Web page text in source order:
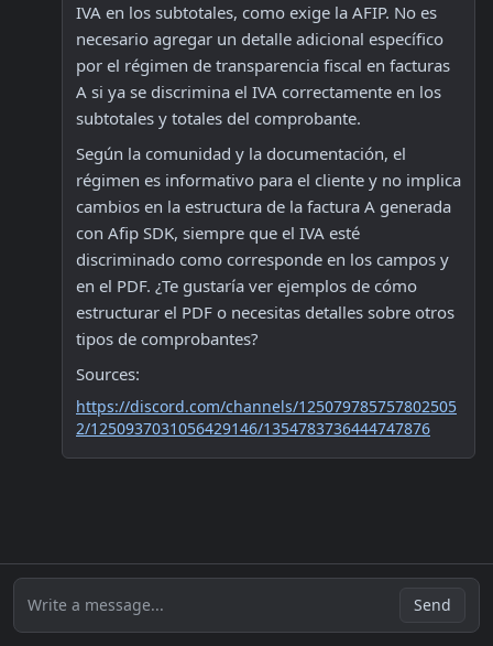
IVA en los subtotales, como exige la AFIP. No es
necesario agregar un detalle adicional específico
por el régimen de transparencia fiscal en facturas
A si ya se discrimina el IVA correctamente en los
subtotales y totales del comprobante.
Según la comunidad y la documentación, el
régimen es informativo para el cliente y no implica
cambios en la estructura de la factura A generada
con Afip SDK, siempre que el IVA esté
discriminado como corresponde en los campos y
en el PDF. ¿Te gustaría ver ejemplos de cómo
estructurar el PDF o necesitas detalles sobre otros
tipos de comprobantes?
Sources:
https://discord.com/channels/125079785757802505
2/1250937031056429146/1354783736444747876
Write a message... Send